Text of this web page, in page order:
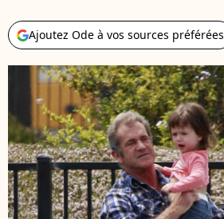
Ajoutez Ode à vos sources préférées